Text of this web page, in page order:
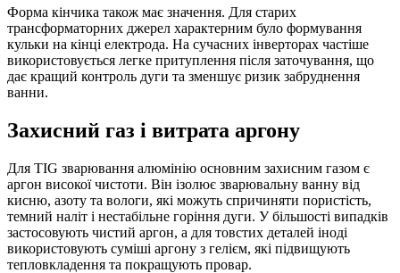
Форма кінчика також має значення. Для старих
трансформаторних джерел характерним було формування
кульки на кінці електрода. На сучасних інверторах частіше
використовується легке притуплення після заточування, що
дає кращий контроль дуги та зменшує ризик забруднення
ванни.
Захисний газ і витрата аргону
Для TIG зварювання алюмінію основним захисним газом є
аргон високої чистоти. Він ізолює зварювальну ванну від
кисню, азоту та вологи, які можуть спричиняти пористість,
темний наліт і нестабільне горіння дуги. У більшості випадків
застосовують чистий аргон, а для товстих деталей іноді
використовують суміші аргону з гелієм, які підвищують
тепловкладення та покращують провар.